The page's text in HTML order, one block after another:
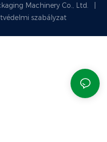
Machinery Co., Ltd.
szabályzat